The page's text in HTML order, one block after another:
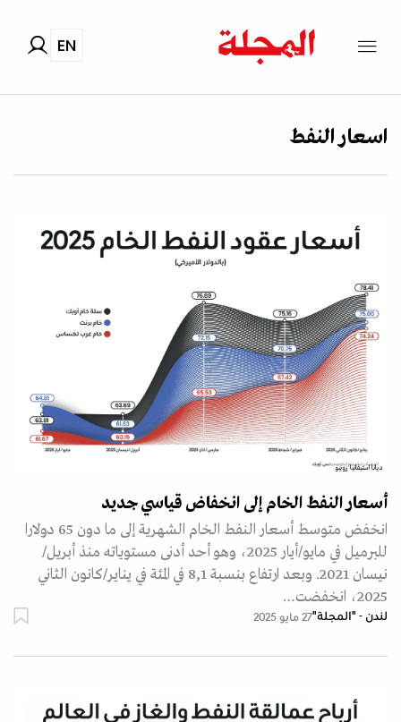
EN
اسعار النفط
ديانا استيفانيا روبيو
أسعار النفط الخام إلى انخفاض قياسي جديد
انخفض متوسط أسعار النفط الخام الشهرية إلى ما دون 65 دولارا
للبرميل في مايو/أيار 2025، وهو أحد أدنى مستوياته منذ أبريل/
نيسان 2021. وبعد ارتفاع بنسبة 8,1 في المئة في يناير/كانون الثاني
2025، انخفضت…
لندن - "المجلة"27 مايو 2025